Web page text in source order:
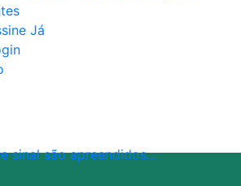
Já
sinal são apreendidos…